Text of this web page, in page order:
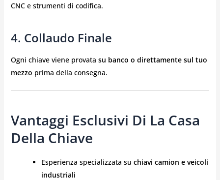
CNC e strumenti di codifica.
4. Collaudo Finale
Ogni chiave viene provata su banco o direttamente sul tuo
mezzo prima della consegna.
Vantaggi Esclusivi Di La Casa
Della Chiave
Esperienza specializzata su chiavi camion e veicoli
industriali